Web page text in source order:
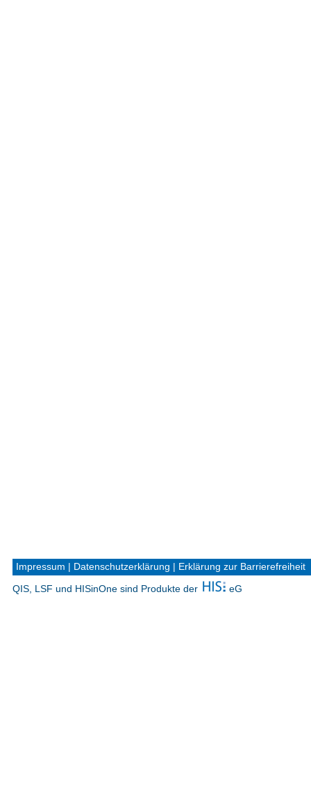
Impressum Datenschutzerklärung Erklärung zur Barrierefreiheit
QIS, LSF und HISinOne sind Produkte der eG